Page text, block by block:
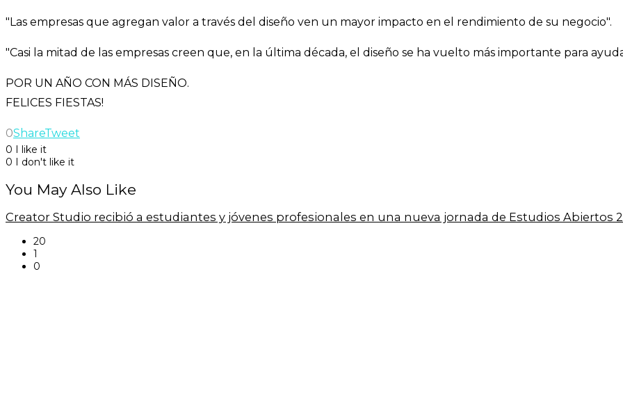
"Las empresas que agregan valor a través del diseño ven un mayor impacto en el rendimiento de su negocio".
"Casi la mitad de las empresas creen que, en la última década, el diseño se ha vuelto más importante para
POR UN AÑO CON MÁS DISEÑO.
FELICES FIESTAS!
0ShareTweet
0 I like it
0 I don't like it
You May Also Like
Creator Studio recibió a estudiantes y jóvenes profesionales en una nueva jornada de Estudios Abiertos
20
1
0